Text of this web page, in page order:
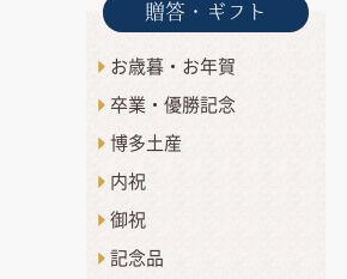
贈答・ギフト
お歳暮・お年賀
卒業・優勝記念
博多土産
内祝
御祝
記念品